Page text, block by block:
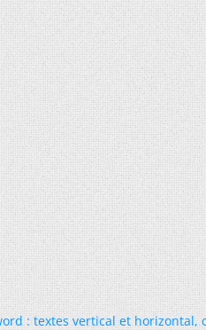
: textes vertical et horizontal,